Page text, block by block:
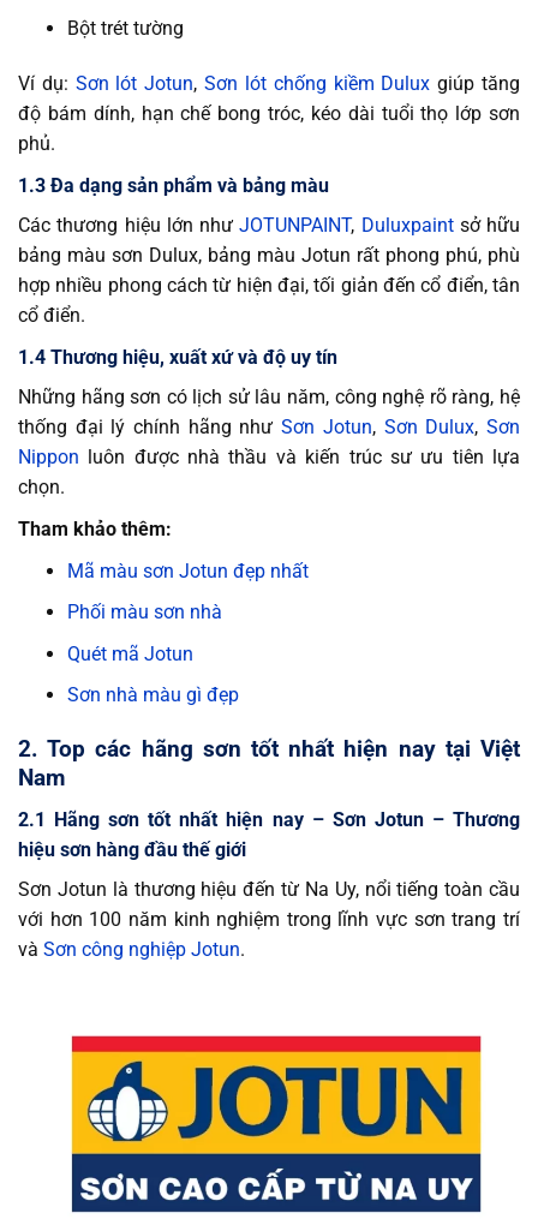
Bột trét tường
Ví dụ: Sơn lót Jotun,Sơn lót chống kiềm Dulux giúp tăng
độ bám dính, hạn chế bong tróc, kéo dài tuổi thọ lớp sơn
phủ.
1.3 Đa dạng sản phẩm và bảng màu
Các thương hiệu lớn nhưJOTUNPAINT, Duluxpaintsở hữu
bảng màu sơn Dulux, bảng màu Jotun rất phong phú, phù
hợp nhiều phong cách từ hiện đại, tối giản đến cổ điển, tân
cổ điển.
1.4 Thương hiệu, xuất xứ và độ uy tín
Những hãng sơn có lịch sử lâu năm, công nghệ rõ ràng, hệ
thống đại lý chính hãng nhưSơn Jotun, Sơn Dulux,Sơn
Nippon luôn được nhà thầu và kiến trúc sư ưu tiên lựa
chọn.
Tham khảo thêm:
Mã màu sơn Jotun đẹp nhất
Phối màu sơn nhà
Quét mã Jotun
Sơn nhà màu gì đẹp
2. Top các hãng sơn tốt nhất hiện nay tại Việt
Nam
2.1 Hãng sơn tốt nhất hiện nay – Sơn Jotun – Thương
hiệu sơn hàng đầu thế giới
Sơn Jotun là thương hiệu đến từ Na Uy, nổi tiếng toàn cầu
với hơn 100 năm kinh nghiệm trong lĩnh vực sơn trang trí
và Sơn công nghiệp Jotun.